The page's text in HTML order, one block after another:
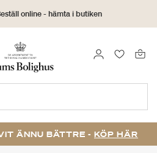
online - hämta i butiken
returrätt
LOGGA IN
ÄNNU BÄTTRE - KÖP HÄR